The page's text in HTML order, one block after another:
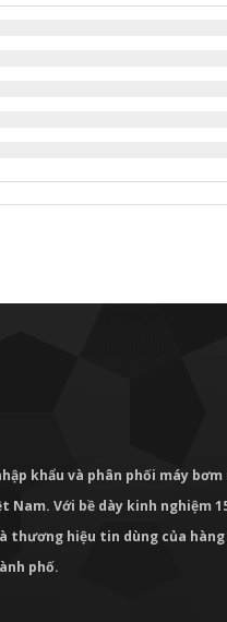
khẩu và phân phối máy bơm
Với bề dày kinh nghiệm
thương hiệu tin dùng của hàng
phố.